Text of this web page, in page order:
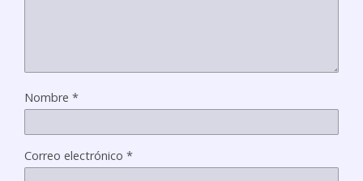
Nombre *
Correo electrónico *